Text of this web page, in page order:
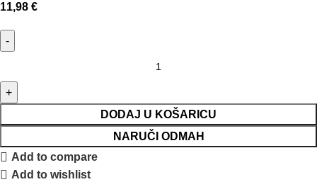
11,98 €
DODAJ U KOŠARICU
NARUČI ODMAH
Add to compare
Add to wishlist